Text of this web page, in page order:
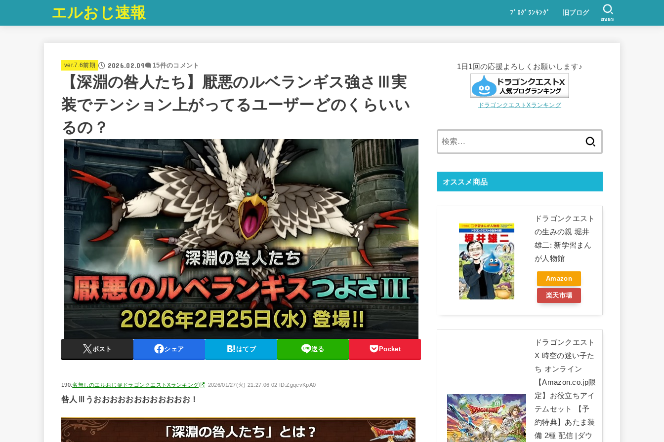
エルおじ速報 ﾌﾞﾛｸﾞﾗﾝｷﾝｸﾞ 旧ブログ
SEARCH
ver.7.6前期 2026.02.09 15件のコメント
【深淵の咎人たち】厭悪のルベランギス強さⅢ実
装でテンション上がってるユーザーどのくらいい
るの？
ポスト シェア はてブ 送る Pocket
190:名無しのエルおじ＠ドラゴンクエストXランキング 2026/01/27(火) 21:27:06.02 ID:ZgqevKpA0
咎人Ⅲうおおおおおおおおおおおお！
1日1回の応援よろしくお願いします♪
ドラゴンクエストXランキング
オススメ商品
ドラゴンクエスト
の生みの親 堀井
雄二: 新学習まん
が人物館
Amazon
楽天市場
ドラゴンクエスト
X 時空の迷い子た
ち オンライン
【Amazon.co.jp限
定】お役立ちアイ
テムセット 【予
約特典】あたま装
備 2種 配信 |ダウ